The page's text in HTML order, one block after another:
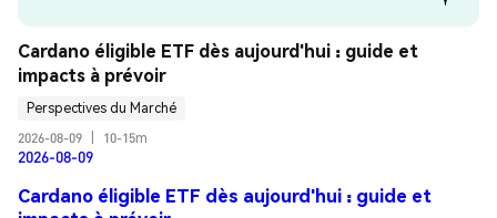
Cardano éligible ETF dès aujourd'hui : guide et
impacts à prévoir
Perspectives du Marché
2026-08-09
10-15m
2026-08-09
Cardano éligible ETF dès aujourd'hui : guide et